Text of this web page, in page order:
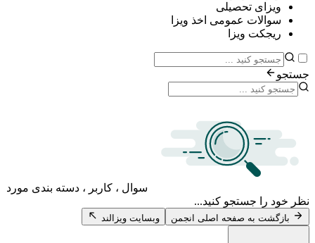
تحصیلی
عمومی اخذ ویزا
ویزا
سوال ، کاربر ، دسته بندی مورد
جستجو کنید...
به صفحه اصلی انجمن وبسایت ویزالند